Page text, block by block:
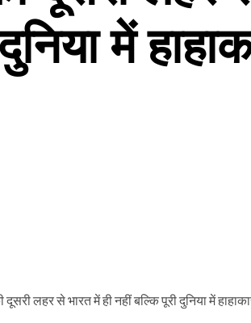
में
लहर से भारत में ही नहीं बल्कि पूरी दुनिया में